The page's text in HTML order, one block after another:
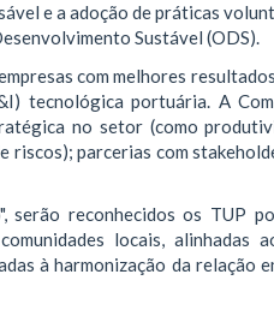
e a adoção de práticas
Sustável (ODS).
com melhores
tecnológica portuária. A
no setor (como
parcerias com
reconhecidos os TUP
locais, alinhadas
à harmonização da relação